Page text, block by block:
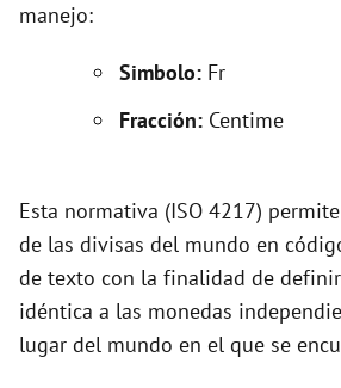
e
o
manejo:
Simbolo: Fr
Fracción: Centime
Esta normativa (ISO 4217)
de las divisas del mundo en
de texto con la finalidad de
idéntica a las monedas
lugar del mundo en el que se